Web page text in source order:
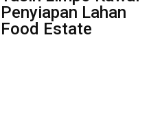
Penyiapan Lahan
Food Estate